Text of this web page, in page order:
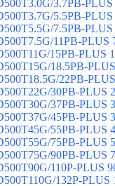
3.7PB-
5.5PB-
7.5PB-
11PB-PLUS
15PB-PLUS
18.5PB-
22PB-
30PB-PLUS
37PB-PLUS
45PB-PLUS
55PB-PLUS
75PB-PLUS
90PB-PLUS
110P-PLUS
132P-PLUS